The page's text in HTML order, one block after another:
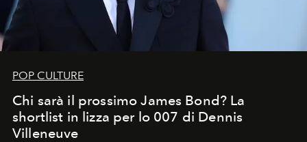
POP CULTURE
Chi sarà il prossimo James Bond? La
shortlist in lizza per lo 007 di Dennis
Villeneuve